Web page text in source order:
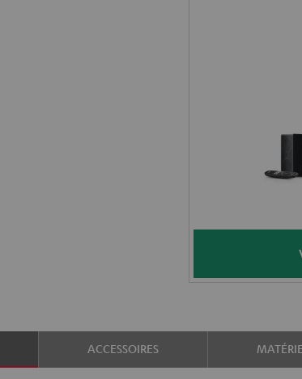
ACCESSOIRES